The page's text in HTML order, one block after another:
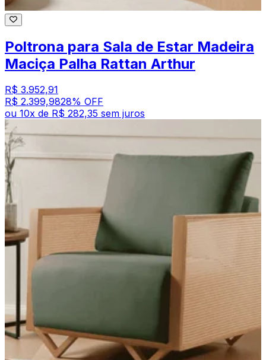
Poltrona para Sala de Estar Madeira
Maciça Palha Rattan Arthur
R$ 3.952,91
R$ 2.399,9828% OFF
ou 10x de R$ 282,35 sem juros